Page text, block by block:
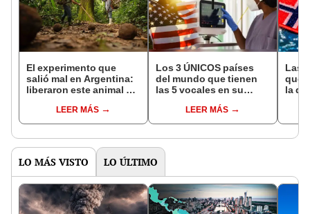
El experimento que
salió mal en Argentina:
liberaron este animal y
bosques milenarios de
la Patagonia
LEER MÁS
Los 3 ÚNICOS países
del mundo que tienen
las 5 vocales en su
con unoLEER MÁS
Las
que
la de
LO MÁS VISTO LO ÚLTIMO